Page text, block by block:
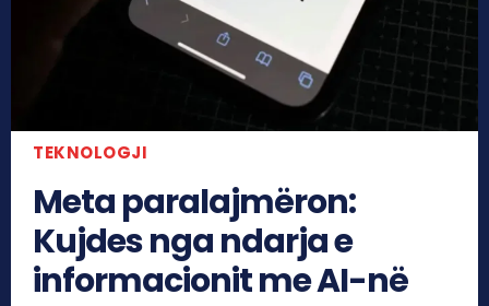
TEKNOLOGJI
Meta paralajmëron:
Kujdes nga ndarja e
informacionit me AI-në